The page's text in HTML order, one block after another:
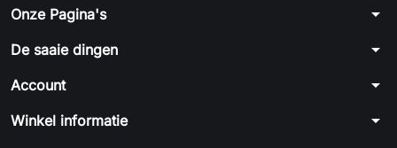
Onze Pagina's arrow_drop_down
De saaie dingen arrow_drop_down
Account arrow_drop_down
Winkel informatie arrow_drop_down